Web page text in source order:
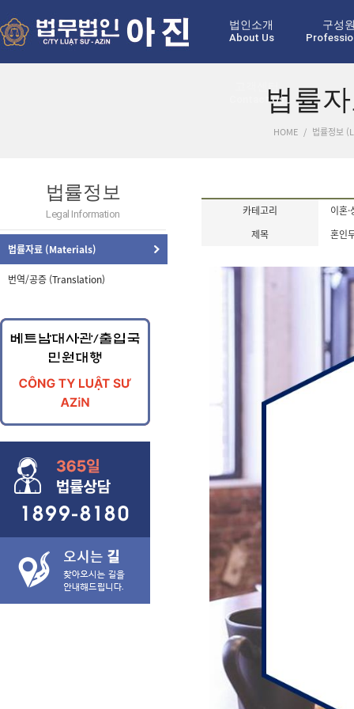
법인소개
About Us
구성
고객센터
Contact Us법률
HOME / 법률정보
법률정보
Legal Information
법률자료 (Materials)
번역/공증 (Translation)
카테고리
이혼·
제목
혼인